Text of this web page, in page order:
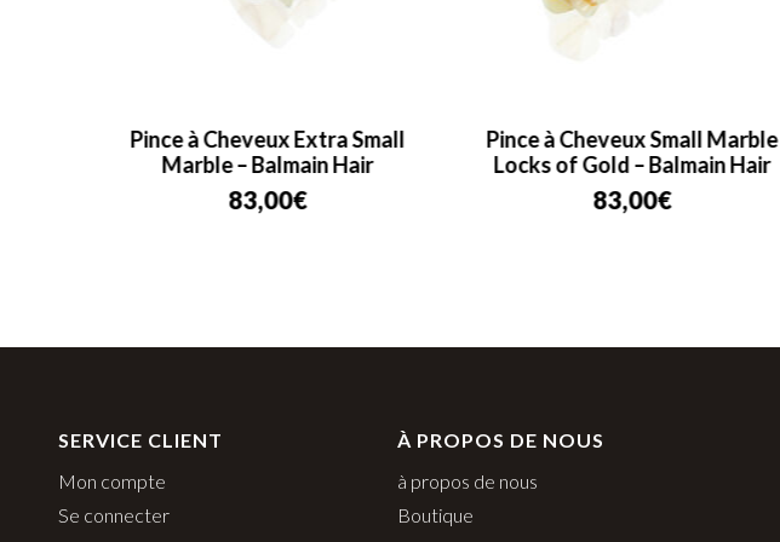
Pince à Cheveux Extra Small
Marble – Balmain Hair
83,00€
Pince à Cheveux Small Marble
Locks of Gold – Balmain Hair
83,00€
SERVICE CLIENT
Mon compte
Se connecter
À PROPOS DE NOUS
à propos de nous
Boutique